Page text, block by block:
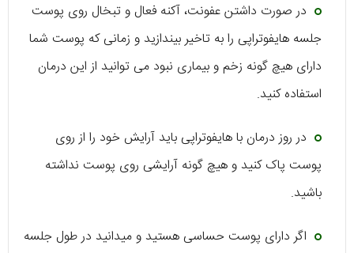
در صورت داشتن عفونت، آکنه فعال و تبخال روی پوست
جلسه هایفوتراپی را به تاخیر بیندازید و زمانی که پوست شما
دارای هیچ گونه زخم و بیماری نبود می توانید از این درمان
استفاده کنید.
در روز درمان با هایفوتراپی باید آرایش خود را از روی
پوست پاک کنید و هیچ گونه آرایشی روی پوست نداشته
باشید.
اگر دارای پوست حساسی هستید و میدانید در طول جلسه